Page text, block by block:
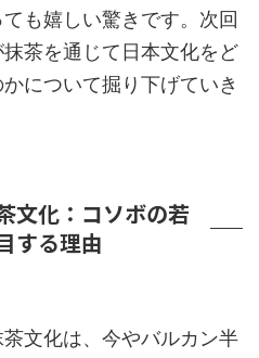
も嬉しい驚きです。次回
茶を通じて日本文化をど
について掘り下げていき
文化：コソボの若
する理由
文化は、今やバルカン半